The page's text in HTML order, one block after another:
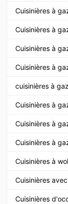
Cuisinières à
Cuisinières à
Cuisinières à
Cuisinières à
cuisinières à
Cuisinières à
Cuisinières à
Cuisinières à
Cuisinières à
Cuisinières
Cuisinières